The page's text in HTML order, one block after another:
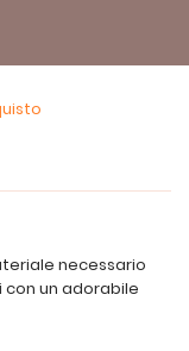
necessario
un adorabile